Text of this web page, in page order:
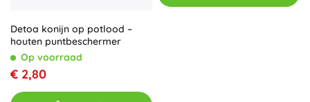
Detoa konijn op potlood –
houten puntbeschermer
Op voorraad
€ 2,80